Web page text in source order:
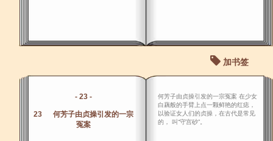
加书签
- 23 -
23 何芳子由贞操引发的一宗
冤案
何芳子由贞操引发的一宗冤案 在少女
白藕般的手臂上点一颗鲜艳的红痣，
以验证女人们的贞操，在古代是常见
的， 叫“守宫砂”。